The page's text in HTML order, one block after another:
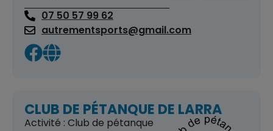
07 50 57 99 62
autrementsports@gmail.com
CLUB DE PÉTANQUE DE LARRA
Activité : Club de pétanque